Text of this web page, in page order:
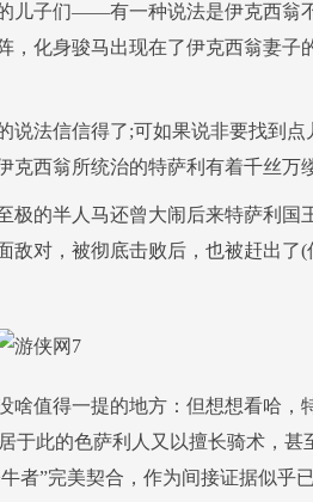
儿子们——有一种说法是伊克西翁
，化身骏马出现在了伊克西翁妻
说法信信得了;可如果说非要找到
西翁所统治的特萨利有着千丝万
极的半人马还曾大闹后来特萨利国
敌对，被彻底击败后，也被赶出了
啥值得一提的地方：但想想看哈，
于此的色萨利人又以擅长骑术，甚
者”完美契合，作为间接证据似乎